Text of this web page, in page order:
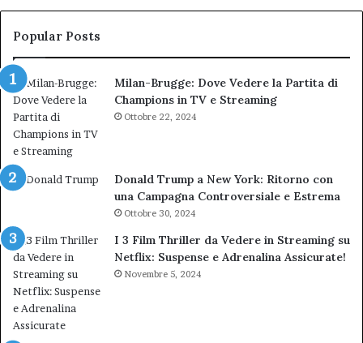
bocciatura
del
Popular Posts
Milan-Brugge: Dove Vedere la Partita di
Champions in TV e Streaming
Ottobre 22, 2024
Donald Trump a New York: Ritorno con
una Campagna Controversiale e Estrema
Ottobre 30, 2024
I 3 Film Thriller da Vedere in Streaming su
Netflix: Suspense e Adrenalina Assicurate!
Novembre 5, 2024